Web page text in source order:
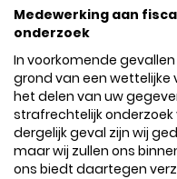
Medewerking aan
onderzoek
In voorkomende gevallen
grond van een
het delen van uw
strafrechtelijk onderzoek
dergelijk geval zijn wij
maar wij zullen ons
ons biedt daartegen